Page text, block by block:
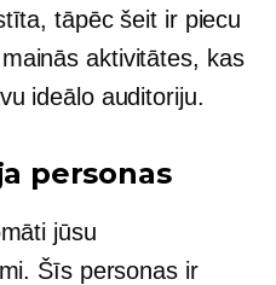
tāpēc šeit ir piecu
aktivitātes, kas
ideālo auditoriju.
personas
jūsu
Šīs personas ir